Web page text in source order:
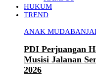
HUKUM
TREND
ANAK MUDA
PDI Perjuangan
Musisi Jalanan
2026